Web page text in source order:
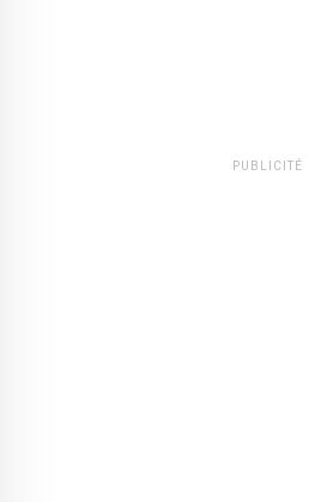
PUBLICITÉ